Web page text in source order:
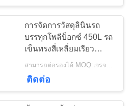
Grow
20
การจัดการวัสดุลินินรถ
บรรทุกโพลีบ็อกซ์ 450L รถ
เข็นทรงสี่เหลี่ยมเรียว
Trolleys
ติดต่อ